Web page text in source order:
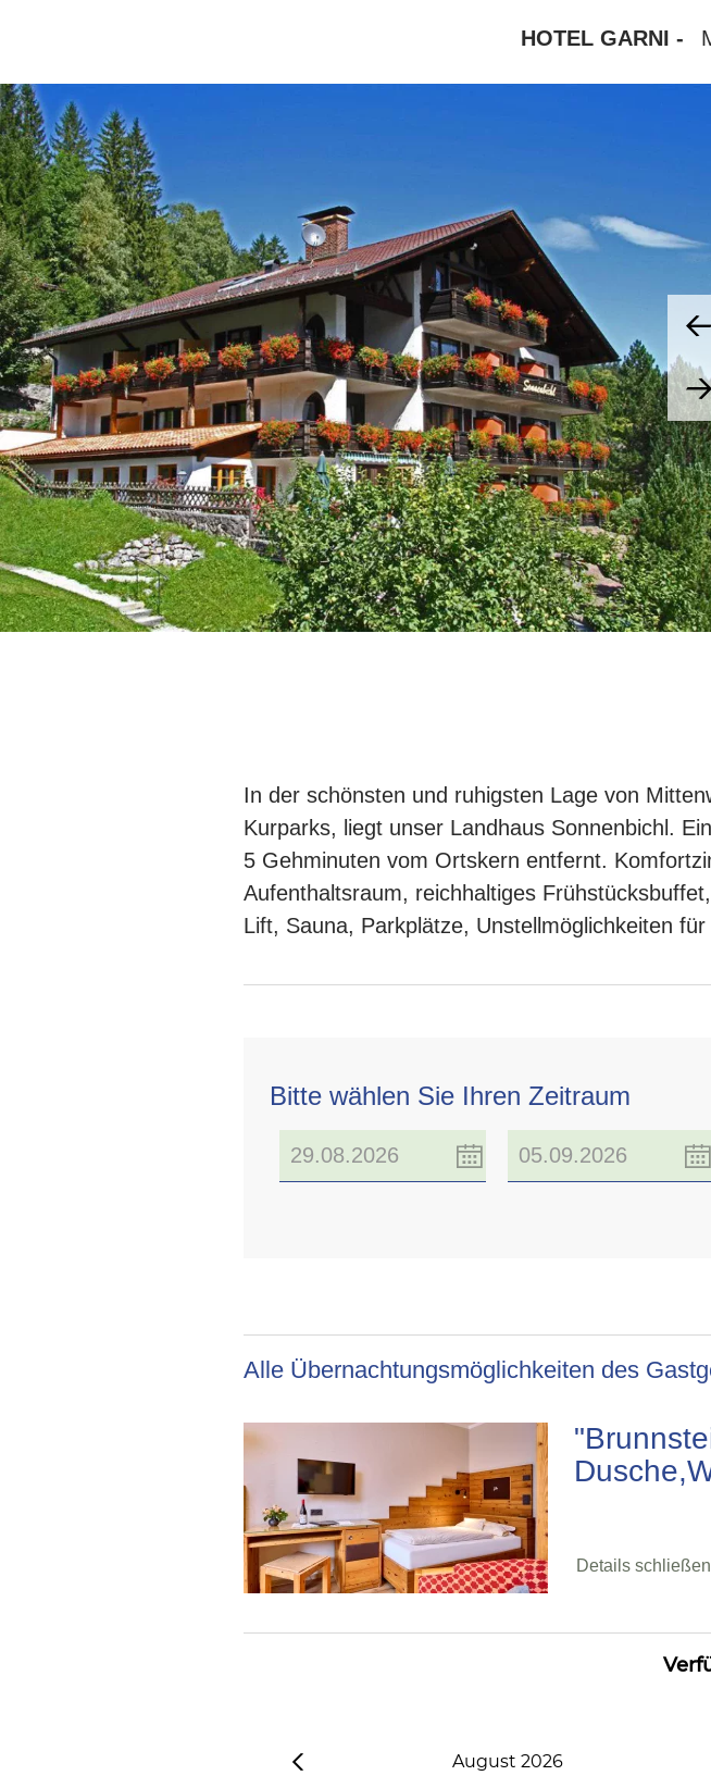
HOTEL GARNI -
In der schönsten und ruhigsten Lage von
Kurparks, liegt unser Landhaus Sonnenbichl.
5 Gehminuten vom Ortskern entfernt.
Aufenthaltsraum, reichhaltiges
Lift, Sauna, Parkplätze, Unstellmöglichkeiten für
Bitte wählen Sie Ihren Zeitraum
Alle Übernachtungsmöglichkeiten des
Details schließen
August 2026